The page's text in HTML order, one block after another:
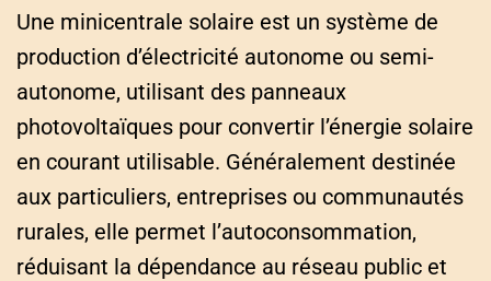
Une minicentrale solaire est un système de
production d’électricité autonome ou semi-
autonome, utilisant des panneaux
photovoltaïques pour convertir l’énergie solaire
en courant utilisable. Généralement destinée
aux particuliers, entreprises ou communautés
rurales, elle permet l’autoconsommation,
réduisant la dépendance au réseau public et